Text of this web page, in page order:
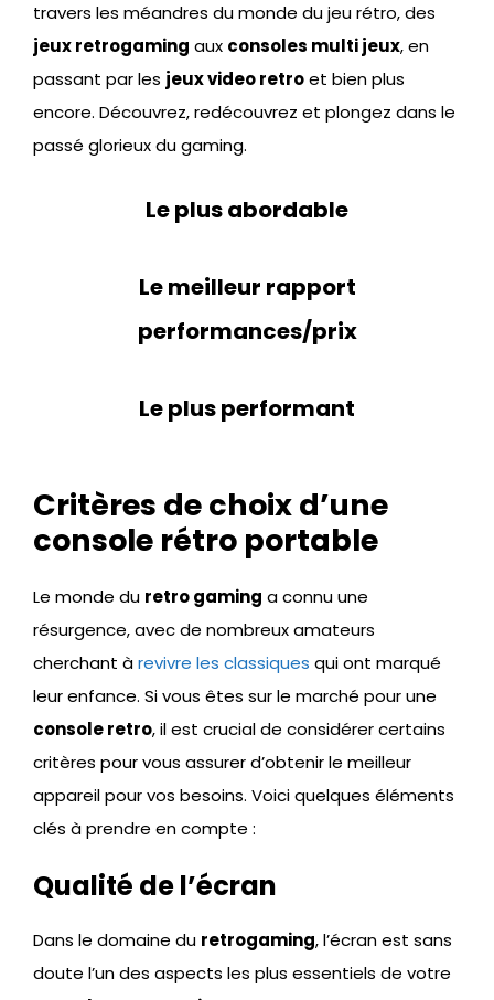
travers les méandres du monde du jeu rétro, des
jeux retrogaming aux consoles multi jeux, en
passant par les jeux video retroet bien plus
encore. Découvrez, redécouvrez et plongez dans le
passé glorieux du gaming.
Le plus abordable
Le meilleur rapport
performances/prix
Le plus performant
Critères de choix d’une
console rétro portable
Le monde du retro gaming a connu une
résurgence, avec de nombreux amateurs
cherchant àrevivre les classiques qui ont marqué
leur enfance. Si vous êtes sur le marché pour une
console retro, il est crucial de considérer certains
critères pour vous assurer d’obtenir le meilleur
appareil pour vos besoins. Voici quelques éléments
clés à prendre en compte :
Qualité de l’écran
Dans le domaine du retrogaming, l’écran est sans
doute l’un des aspects les plus essentiels de votre